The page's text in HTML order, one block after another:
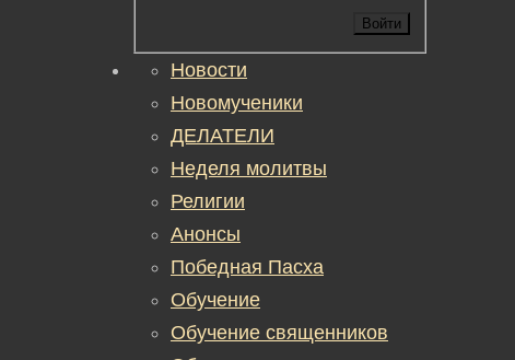
Войти
Новости
Новомученики
ДЕЛАТЕЛИ
Неделя молитвы
Религии
Анонсы
Победная Пасха
Обучение
Обучение священников